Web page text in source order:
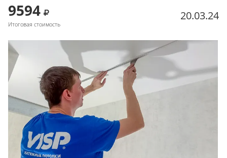
9594
Итоговая стоимость
20.03.24